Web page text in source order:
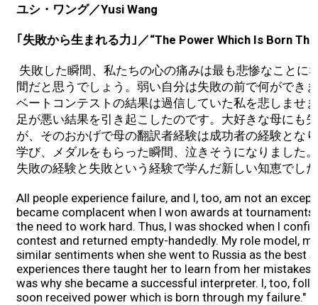
ユシ・ワング／Yusi Wang
｢失敗から生まれる力｣／“The Power Which Is Born
失敗した瞬間、私たちの心の痛みは最も悲惨なことに
間だと思うでしょう。弱い自分は失敗の前で何ができ
ベートコンテストの結果は過信していた私を悲しませ
足が悪い結果を引き起こしたのです。大好きな母にも
が、そのおかげで母の翻訳者経験は成功者の経験とな
学び、メダルをもらった瞬間、泣きそうになりました
失敗の経験と失敗という経験で学んだ新しい知恵でし
All people experience failure, and I, too, am not an
became complacent when I won awards at
the need to work hard. Thus, I was shocked when I
contest and returned empty-handedly. My role model,
similar sentiments when she went to Russia as the best
experiences there taught her to learn from her mistakes
was why she became a successful interpreter. I, too,
soon received power which is born through my failure."